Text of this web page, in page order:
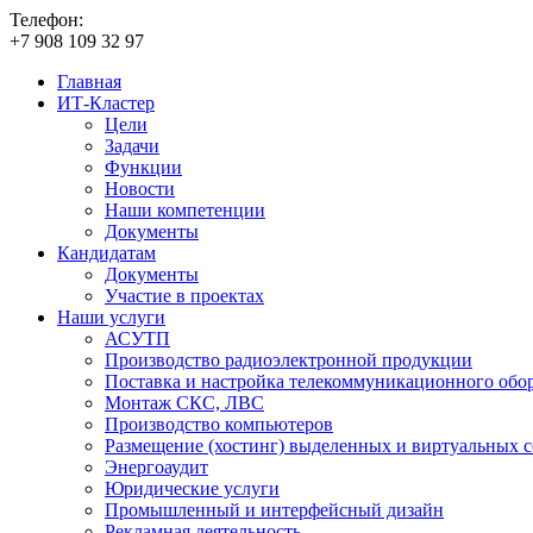
Телефон:
+7 908 109 32 97
Главная
ИТ-Кластер
Цели
Задачи
Функции
Новости
Наши компетенции
Документы
Кандидатам
Документы
Участие в проектах
Наши услуги
АСУТП
Производство радиоэлектронной продукции
Поставка и настройка телекоммуникационного
Монтаж СКС, ЛВС
Производство компьютеров
Размещение (хостинг) выделенных и виртуальных
Энергоаудит
Юридические услуги
Промышленный и интерфейсный дизайн